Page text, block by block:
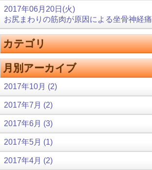
2017年06月20日(火)
お尻まわりの筋肉が原因による坐骨神経痛
カテゴリ
月別アーカイブ
2017年10月 (2)
2017年7月 (2)
2017年6月 (3)
2017年5月 (1)
2017年4月 (2)